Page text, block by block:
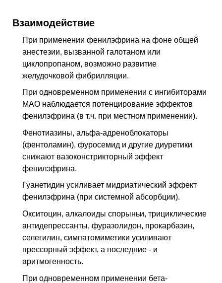
Взаимодействие
При применении фенилэфрина на фоне общей
анестезии, вызванной галотаном или
циклопропаном, возможно развитие
желудочковой фибрилляции.
При одновременном применении с ингибиторами
МАО наблюдается потенцирование эффектов
фенилэфрина (в т.ч. при местном применении).
Фенотиазины, альфа-адреноблокаторы
(фентоламин), фуросемид и другие диуретики
снижают вазоконстрикторный эффект
фенилэфрина.
Гуанетидин усиливает мидриатический эффект
фенилэфрина (при системной абсорбции).
Окситоцин, алкалоиды спорыньи, трициклические
антидепрессанты, фуразолидон, прокарбазин,
селегилин, симпатомиметики усиливают
прессорный эффект, а последние - и
аритмогенность.
При одновременном применении бета-